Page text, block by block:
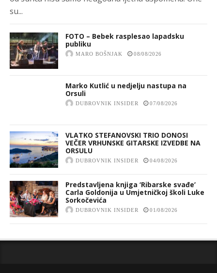
su...
FOTO – Bebek rasplesao lapadsku
publiku
MARO BOŠNJAK 08/08/2026
Marko Kutlić u nedjelju nastupa na
Orsuli
DUBROVNIK INSIDER 07/08/2026
VLATKO STEFANOVSKI TRIO DONOSI
VEČER VRHUNSKE GITARSKE IZVEDBE NA
ORSULU
DUBROVNIK INSIDER 04/08/2026
Predstavljena knjiga ‘Ribarske svađe’
Carla Goldonija u Umjetničkoj školi Luke
Sorkočevića
DUBROVNIK INSIDER 01/08/2026